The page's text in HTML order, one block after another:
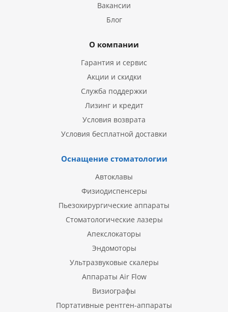
Вакансии
Блог
О компании
Гарантия и сервис
Акции и скидки
Служба поддержки
Лизинг и кредит
Условия возврата
Условия бесплатной доставки
Оснащение стоматологии
Автоклавы
Физиодиспенсеры
Пьезохирургические аппараты
Стоматологические лазеры
Апекслокаторы
Эндомоторы
Ультразвуковые скалеры
Аппараты Air Flow
Визиографы
Портативные рентген-аппараты